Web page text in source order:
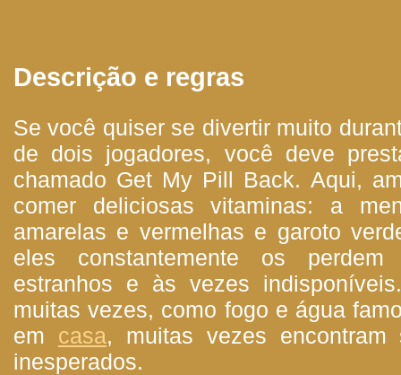
Descrição e regras
Se você quiser se divertir muito
de dois jogadores, você deve
chamado Get My Pill Back. Aqui,
comer deliciosas vitaminas: a
amarelas e vermelhas e garoto
eles constantemente os
estranhos e às vezes
muitas vezes, como fogo e água
em casa, muitas vezes
inesperados.